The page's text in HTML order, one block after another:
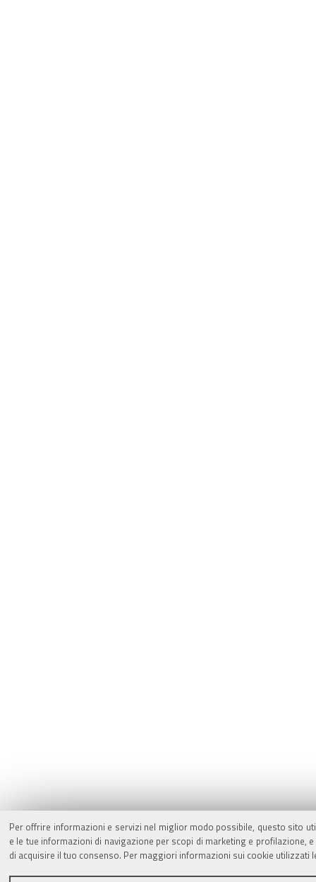
Per offrire informazioni e servizi nel miglior modo possibile, questo sito
e le tue informazioni di navigazione per scopi di marketing e
di acquisire il tuo consenso. Per maggiori informazioni sui cookie utilizzati